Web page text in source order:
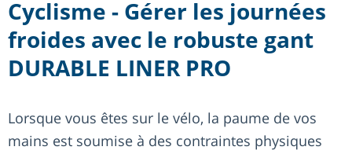
Cyclisme - Gérer les journées
froides avec le robuste gant
DURABLE LINER PRO
Lorsque vous êtes sur le vélo, la paume de vos
mains est soumise à des contraintes physiques